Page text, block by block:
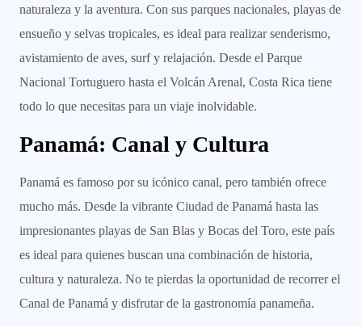
naturaleza y la aventura. Con sus parques nacionales, playas de
ensueño y selvas tropicales, es ideal para realizar senderismo,
avistamiento de aves, surf y relajación. Desde el Parque
Nacional Tortuguero hasta el Volcán Arenal, Costa Rica tiene
todo lo que necesitas para un viaje inolvidable.
Panamá: Canal y Cultura
Panamá es famoso por su icónico canal, pero también ofrece
mucho más. Desde la vibrante Ciudad de Panamá hasta las
impresionantes playas de San Blas y Bocas del Toro, este país
es ideal para quienes buscan una combinación de historia,
cultura y naturaleza. No te pierdas la oportunidad de recorrer el
Canal de Panamá y disfrutar de la gastronomía panameña.